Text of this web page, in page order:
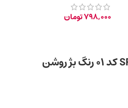
798,000تومان